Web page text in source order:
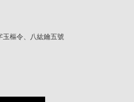
玉樞令、八紘鑰五號